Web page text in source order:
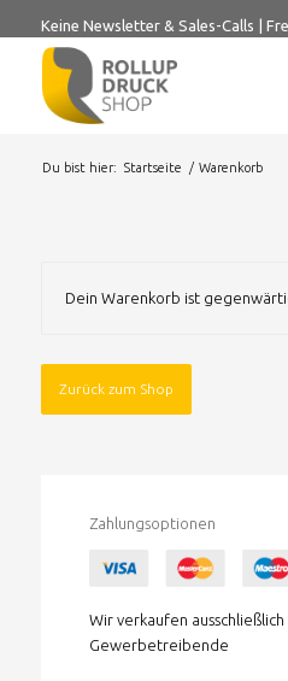
Keine Newsletter & Sales-Calls |
Du bist hier: Startseite / Warenkorb
Dein Warenkorb ist
Zurück zum Shop
Zahlungsoptionen
Wir verkaufen
Gewerbetreibende